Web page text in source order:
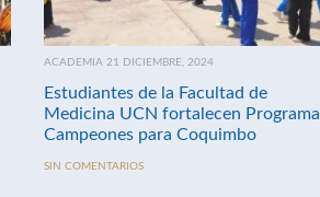
ACADEMIA 21 DICIEMBRE, 2024
Estudiantes de la Facultad de
Medicina UCN fortalecen Programa
Campeones para Coquimbo
SIN COMENTARIOS